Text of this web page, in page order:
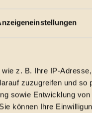
z. B. Ihre IP-
zuzugreifen und so
sowie Entwicklung
können Ihre
Teil des
mehr vor ihm
lassen: Schließlich
Er wird älter und
wartet geduldig. Als